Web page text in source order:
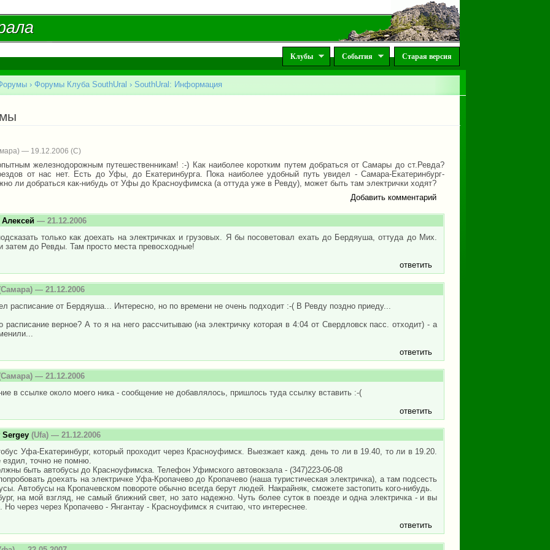
Клубы События Старая версия
› Форумы Клуба SouthUral › SouthUral: Информация
— 19.12.2006
железнодорожным путешественникам! :-) Как наиболее коротким путем добраться от Самары до ст.Ревда?
от нас нет. Есть до Уфы, до Екатеринбурга. Пока наиболее удобный путь увидел - Самара-Екатеринбург-
ли добраться как-нибудь от Уфы до Красноуфимска (а оттуда уже в Ревду), может быть там электрички ходят?
Добавить комментарий
Алексей — 21.12.2006
только как доехать на электричках и грузовых. Я бы посоветовал ехать до Бердяуша, оттуда до Мих.
затем до Ревды. Там просто места превосходные!
ответить
— 21.12.2006
расписание от Бердяуша... Интересно, но по времени не очень подходит :-( В Ревду поздно приеду...
расписание верное? А то я на него рассчитываю (на электричку которая в 4:04 от Свердловск пасс. отходит) - а
ответить
— 21.12.2006
в ссылке около моего ника - сообщение не добавлялось, пришлось туда ссылку вставить :-(
ответить
Sergey (Ufa) — 21.12.2006
Уфа-Екатеринбург, который проходит через Красноуфимск. Выезжает кажд. день то ли в 19.40, то ли в 19.20.
ездил, точно не помню.
быть автобусы до Красноуфимска. Телефон Уфимского автовокзала - (347)223-06-08
доехать на электричке Уфа-Кропачево до Кропачево (наша туристическая электричка), а там подсесть
Автобусы на Кропачевском повороте обычно всегда берут людей. Накрайняк, сможете застопить кого-нибудь.
на мой взгляд, не самый ближний свет, но зато надежно. Чуть более суток в поезде и одна электричка - и вы
Но через через Кропачево - Янгантау - Красноуфимск я считаю, что интереснее.
ответить